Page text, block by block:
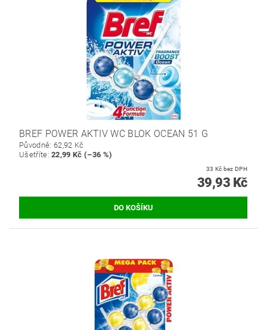
BREF POWER AKTIV WC BLOK OCEAN 51 G
Původně: 62,92 Kč
Ušetříte:22,99 Kč (–36 %)
33 Kč bez DPH
39,93 Kč